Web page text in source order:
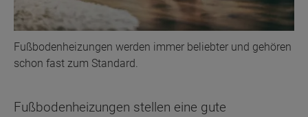
Fußbodenheizungen werden immer beliebter und gehören
schon fast zum Standard.
Fußbodenheizungen stellen eine gute